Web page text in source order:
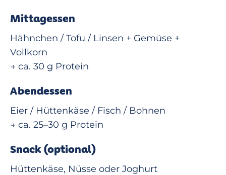
Mittagessen
Hähnchen / Tofu / Linsen + Gemüse +
Vollkorn
→ ca. 30 g Protein
Abendessen
Eier / Hüttenkäse / Fisch / Bohnen
→ ca. 25–30 g Protein
Snack (optional)
Hüttenkäse, Nüsse oder Joghurt